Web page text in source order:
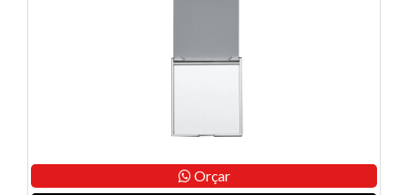
Orçar